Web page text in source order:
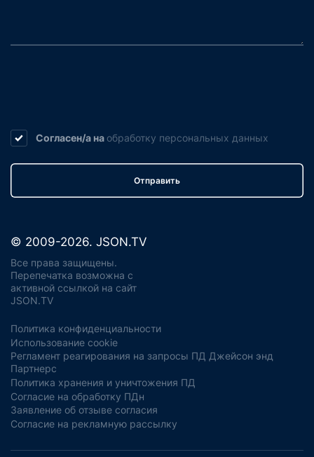
Согласен/а на обработку персональных данных
Отправить
© 2009-2026. JSON.TV
Все права защищены.
Перепечатка возможна с
активной ссылкой на сайт
JSON.TV
Политика конфиденциальности
Использование cookie
Регламент реагирования на запросы ПД Джейсон энд
Партнерс
Политика хранения и уничтожения ПД
Согласие на обработку ПДн
Заявление об отзыве согласия
Согласие на рекламную рассылку